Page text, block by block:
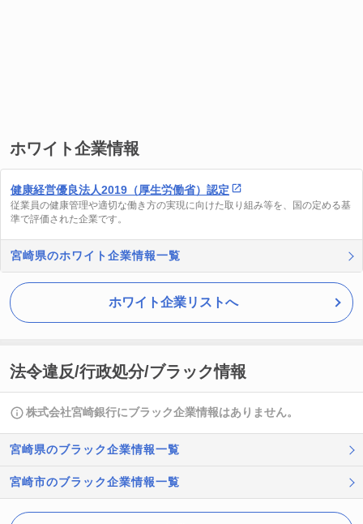
ホワイト企業情報
健康経営優良法人2019（厚生労働省）認定
従業員の健康管理や適切な働き方の実現に向けた取り組み等を、国の定める基
準で評価された企業です。
宮崎県のホワイト企業情報一覧
ホワイト企業リストへ
法令違反/行政処分/ブラック情報
株式会社宮崎銀行にブラック企業情報はありません。
宮崎県のブラック企業情報一覧
宮崎市のブラック企業情報一覧